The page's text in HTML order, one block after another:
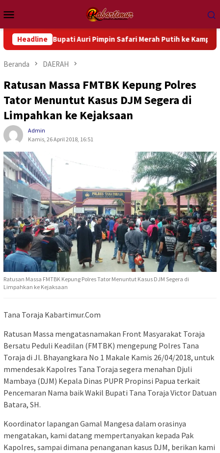
ke
kontenMobile
Headline
Bupati Auri Pimpin Safari Merah Putih ke Kampung Terpencil
Beranda DAERAH
Ratusan Massa FMTBK Kepung Polres
Tator Menuntut Kasus DJM Segera di
Limpahkan ke Kejaksaan
Admin
Kamis, 26 April 2018, 16:51
Ratusan Massa FMTBK Kepung Polres Tator Menuntut Kasus DJM Segera di
Limpahkan ke Kejaksaan
Tana Toraja Kabartimur.Com
Ratusan Massa mengatasnamakan Front Masyarakat Toraja
Bersatu Peduli Keadilan (FMTBK) mengepung Polres Tana
Toraja di Jl. Bhayangkara No 1 Makale Kamis 26/04/2018, untuk
mmendesak Kapolres Tana Toraja segera menahan Djuli
Mambaya (DJM) Kepala Dinas PUPR Propinsi Papua terkait
Pencemaran Nama baik Wakil Bupati Tana Toraja Victor Datuan
Batara, SH.
Koordinator lapangan Gamal Mangesa dalam orasinya
mengatakan, kami datang mempertanyakan kepada Pak
Kapolres, sampai dimana penanganan kasus DJM, berikan kami